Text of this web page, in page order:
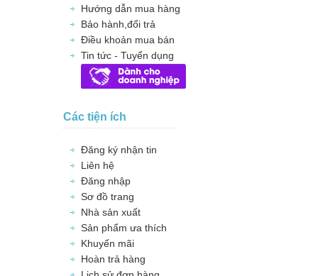
Hướng dẫn mua hàng
Bảo hành,đổi trả
Điều khoản mua bán
Tin tức - Tuyển dụng
Các tiện ích
Đăng ký nhận tin
Liên hệ
Đăng nhập
Sơ đồ trang
Nhà sản xuất
Sản phẩm ưa thích
Khuyến mãi
Hoàn trả hàng